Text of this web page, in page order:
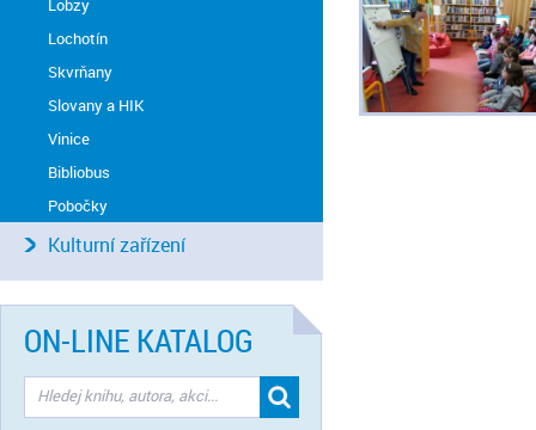
Lobzy
Lochotín
Skvrňany
Slovany a HIK
Vinice
Bibliobus
Pobočky
Kulturní zařízení
ON-LINE KATALOG